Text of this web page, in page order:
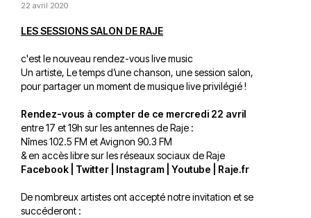
22 avril 2020
LES SESSIONS SALON DE RAJE
c'est le nouveau rendez-vous live music
Un artiste, Le temps d’une chanson, une session salon,
pour partager un moment de musique live privilégié !
Rendez-vous à compter de ce mercredi 22 avril
entre 17 et 19h sur les antennes de Raje :
Nîmes 102.5 FM et Avignon 90.3 FM
& en accès libre sur les réseaux sociaux de Raje
Facebook
Twitter Instagram Youtube Raje.fr
De nombreux artistes ont accepté notre invitation et se
succéderont :